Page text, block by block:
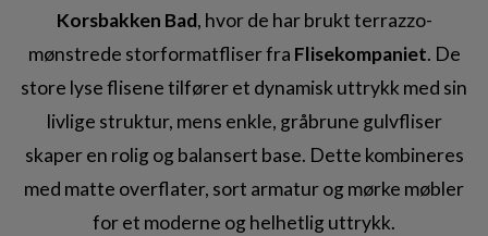
Korsbakken Bad, hvor de har brukt terrazzo-
mønstrede storformatfliser fra Flisekompaniet. De
store lyse flisene tilfører et dynamisk uttrykk med sin
livlige struktur, mens enkle, gråbrune gulvfliser
skaper en rolig og balansert base. Dette kombineres
med matte overflater, sort armatur og mørke møbler
for et moderne og helhetlig uttrykk.